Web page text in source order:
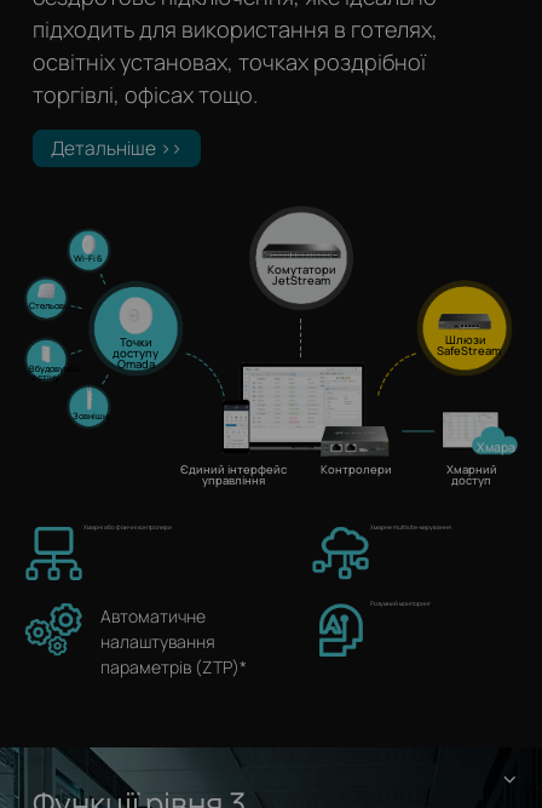
підходить для використання в готелях,
освітніх установах, точках роздрібної
торгівлі, офісах тощо.
Детальніше >>
Комутатори
JetStream
Шлюзи
SafeStream
Точки
доступу
Omada
Wi-Fi 6
Стельові
Вбудовувані
в стіну
Зовнішні
Єдиний інтерфейс
управління
Контролери Хмарний
доступ
Хмара
Хмарні або фізичні контролери Хмарне multisite-керування
Автоматичне
налаштування
параметрів (ZTP)*
Розумний моніторинг